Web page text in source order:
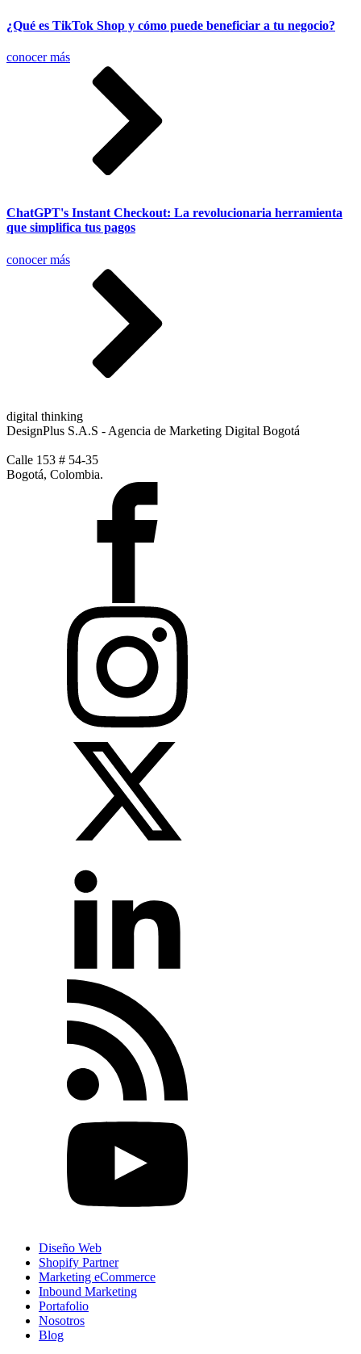
¿Qué es TikTok Shop y cómo puede beneficiar a tu negocio?
conocer más
ChatGPT's Instant Checkout: La revolucionaria herramienta
que simplifica tus pagos
conocer más
digital thinking
DesignPlus S.A.S - Agencia de Marketing Digital Bogotá
Calle 153 # 54-35
Bogotá, Colombia.
Diseño Web
Shopify Partner
Marketing eCommerce
Inbound Marketing
Portafolio
Nosotros
Blog